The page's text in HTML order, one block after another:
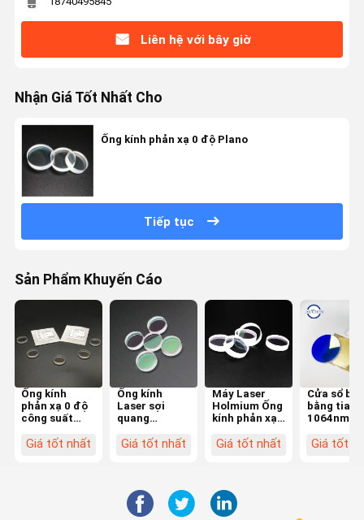
Liên hệ với bây giờ
Nhận Giá Tốt Nhất Cho
Ống kính phản xạ 0 độ Plano
Tiếp tục
Sản Phẩm Khuyến Cáo
Ống kính
phản xạ 0 độ
công suất
phản xạ đầy
Giá tốt nhất
Ống kính
Laser sợi
quang
độ cho máy
Giá tốt nhất
Máy Laser
Holmium Ống
kính phản xạ
được đánh
Giá tốt nhất
Cửa sổ
bằng tia
1064nmHR
bằng sợi
Giá tốt